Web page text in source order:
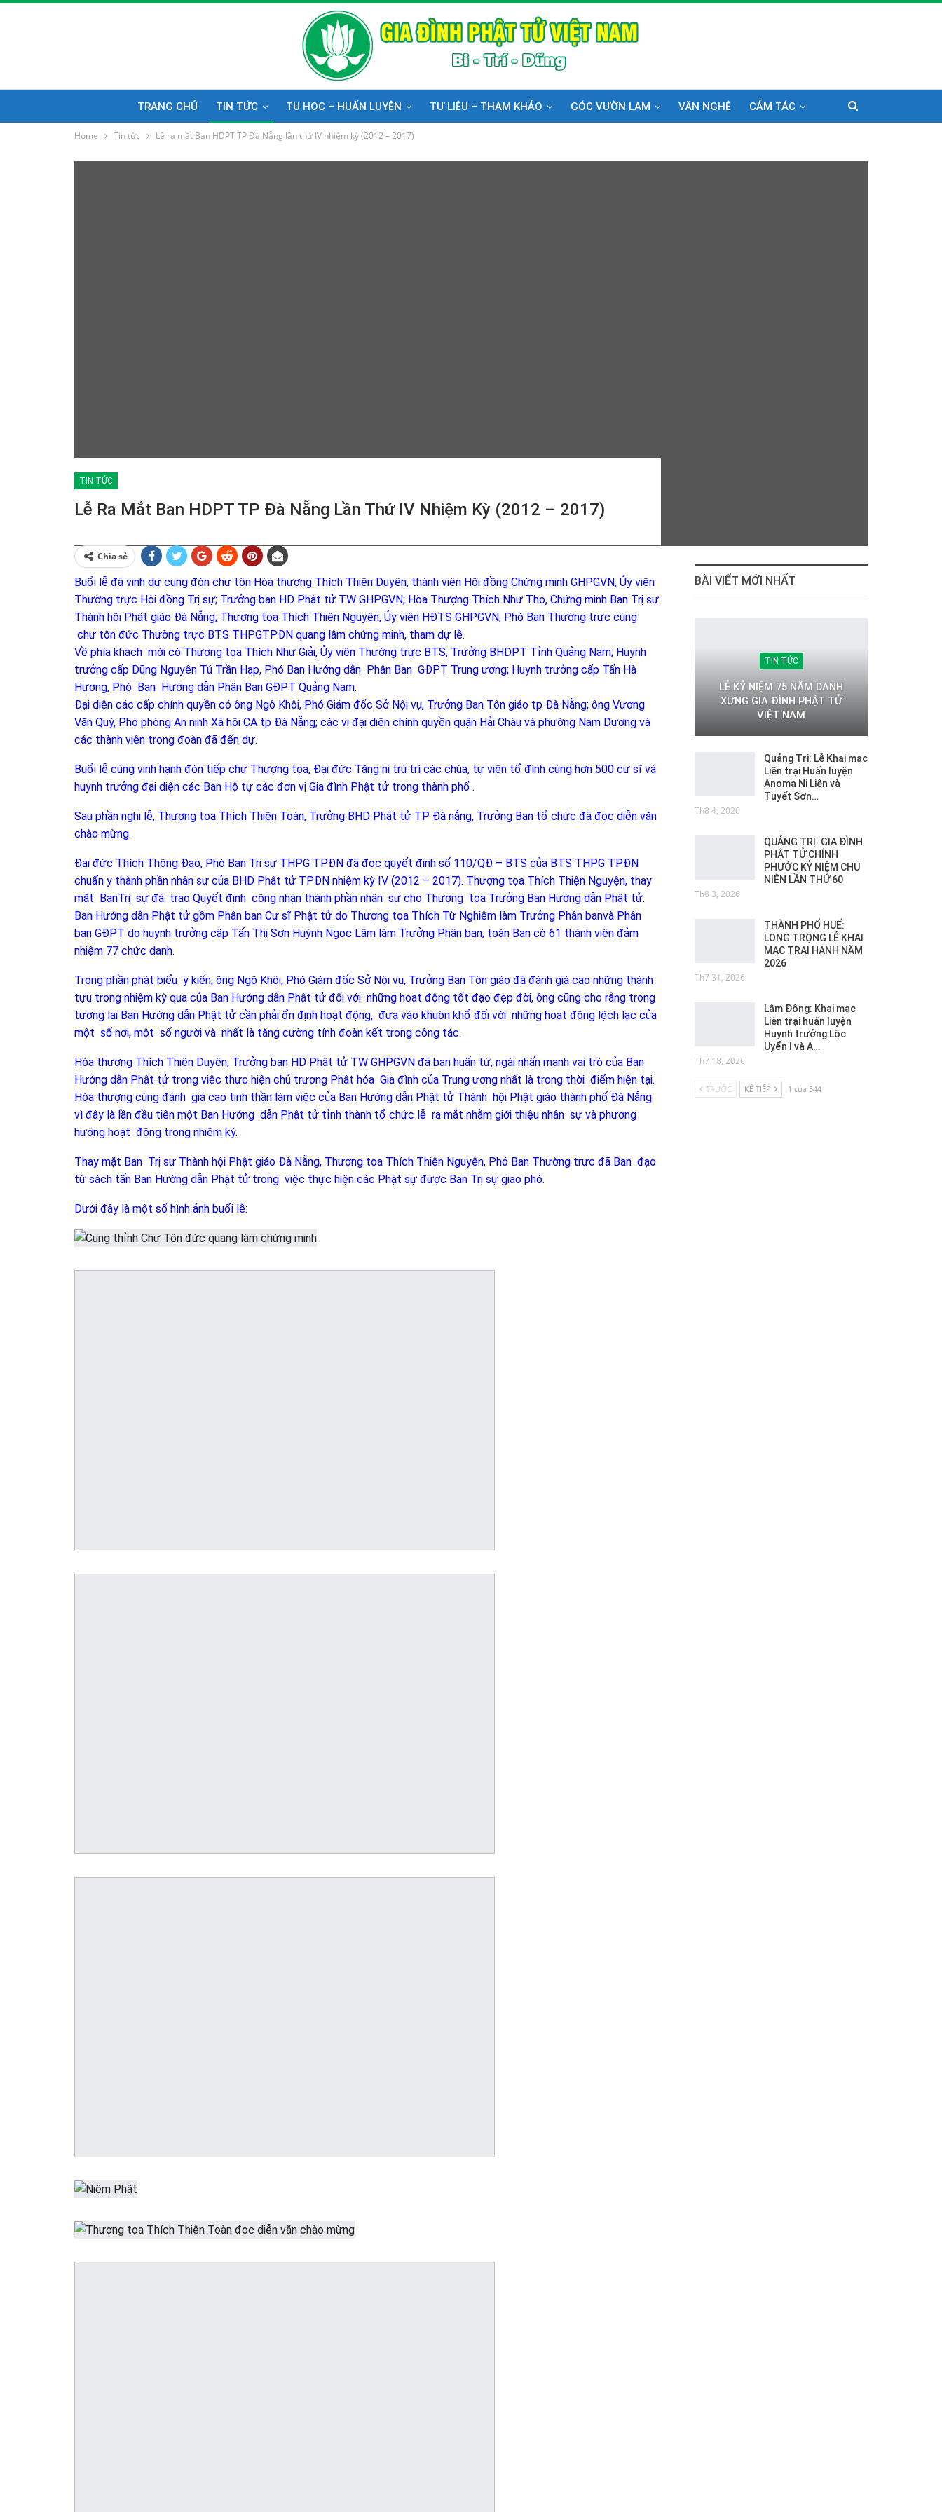
TRANG CHỦ TIN TỨC TU HỌC – HUẤN LUYỆN TƯ LIỆU – THAM KHẢO GÓC VƯỜN LAM VĂN NGHỆ CẢM TÁC
Home Tin tức Lễ ra mắt Ban HDPT TP Đà Nẵng lần thứ IV nhiệm kỳ (2012 – 2017)
TIN TỨC
Lễ Ra Mắt Ban HDPT TP Đà Nẵng Lần Thứ IV Nhiệm Kỳ (2012 – 2017)
Chia sẻ
Buổi lễ đã vinh dự cung đón chư tôn Hòa thượng Thích Thiện Duyên, thành viên Hội đồng Chứng minh GHPGVN, Ủy viên
Thường trực Hội đồng Trị sự; Trưởng ban HD Phật tử TW GHPGVN; Hòa Thượng Thích Như Thọ, Chứng minh Ban Trị sự
Thành hội Phật giáo Đà Nẵng; Thượng tọa Thích Thiện Nguyện, Ủy viên HĐTS GHPGVN, Phó Ban Thường trực cùng
chư tôn đức Thường trực BTS THPGTPĐN quang lâm chứng minh, tham dự lễ.
Về phía khách mời có Thượng tọa Thích Như Giải, Ủy viên Thường trực BTS, Trưởng BHDPT Tỉnh Quảng Nam; Huynh
trưởng cấp Dũng Nguyên Tú Trần Hạp, Phó Ban Hướng dẫn Phân Ban GĐPT Trung ương; Huynh trưởng cấp Tấn Hà
Hương, Phó Ban Hướng dẫn Phân Ban GĐPT Quảng Nam.
Đại diện các cấp chính quyền có ông Ngô Khôi, Phó Giám đốc Sở Nội vụ, Trưởng Ban Tôn giáo tp Đà Nẵng; ông Vương
Văn Quý, Phó phòng An ninh Xã hội CA tp Đà Nẵng; các vị đại diện chính quyền quận Hải Châu và phường Nam Dương và
các thành viên trong đoàn đã đến dự.
Buổi lễ cũng vinh hạnh đón tiếp chư Thượng tọa, Đại đức Tăng ni trú trì các chùa, tự viện tổ đình cùng hơn 500 cư sĩ và
huynh trưởng đại diện các Ban Hộ tự các đơn vị Gia đình Phật tử trong thành phố .
Sau phần nghi lễ, Thượng tọa Thích Thiện Toàn, Trưởng BHD Phật tử TP Đà nẵng, Trưởng Ban tổ chức đã đọc diễn văn
chào mừng.
Đại đức Thích Thông Đạo, Phó Ban Trị sự THPG TPĐN đã đọc quyết định số 110/QĐ – BTS của BTS THPG TPĐN
chuẩn y thành phần nhân sự của BHD Phật tử TPĐN nhiệm kỳ IV (2012 – 2017). Thượng tọa Thích Thiện Nguyện, thay
mặt BanTrị sự đã trao Quyết định công nhận thành phần nhân sự cho Thượng tọa Trưởng Ban Hướng dẫn Phật tử.
Ban Hướng dẫn Phật tử gồm Phân ban Cư sĩ Phật tử do Thượng tọa Thích Từ Nghiêm làm Trưởng Phân banvà Phân
ban GĐPT do huynh trưởng câp Tấn Thị Sơn Huỳnh Ngọc Lâm làm Trưởng Phân ban; toàn Ban có 61 thành viên đảm
nhiệm 77 chức danh.
Trong phần phát biểu ý kiến, ông Ngô Khôi, Phó Giám đốc Sở Nội vụ, Trưởng Ban Tôn giáo đã đánh giá cao những thành
tựu trong nhiệm kỳ qua của Ban Hướng dẫn Phật tử đối với những hoạt động tốt đạo đẹp đời, ông cũng cho rằng trong
tương lai Ban Hướng dẫn Phật tử cần phải ổn định hoạt động, đưa vào khuôn khổ đối với những hoạt động lệch lạc của
một số nơi, một số người và nhất là tăng cường tính đoàn kết trong công tác.
Hòa thượng Thích Thiện Duyên, Trưởng ban HD Phật tử TW GHPGVN đã ban huấn từ, ngài nhấn mạnh vai trò của Ban
Hướng dẫn Phật tử trong việc thực hiện chủ trương Phật hóa Gia đình của Trung ương nhất là trong thời điểm hiện tại.
Hòa thượng cũng đánh giá cao tinh thần làm việc của Ban Hướng dẫn Phật tử Thành hội Phật giáo thành phố Đà Nẵng
vì đây là lần đầu tiên một Ban Hướng dẫn Phật tử tỉnh thành tổ chức lễ ra mắt nhằm giới thiệu nhân sự và phương
hướng hoạt động trong nhiệm kỳ.
Thay mặt Ban Trị sự Thành hội Phật giáo Đà Nẵng, Thượng tọa Thích Thiện Nguyện, Phó Ban Thường trực đã Ban đạo
từ sách tấn Ban Hướng dẫn Phật tử trong việc thực hiện các Phật sự được Ban Trị sự giao phó.
Dưới đây là một số hình ảnh buổi lễ:
BÀI VIỂT MỚI NHẤT
TIN TỨC
LỄ KỶ NIỆM 75 NĂM DANH
XƯNG GIA ĐÌNH PHẬT TỬ
VIỆT NAM
Quảng Trị: Lễ Khai mạc
Liên trại Huấn luyện
Anoma Ni Liên và
Tuyết Sơn…
Th8 4, 2026
QUẢNG TRỊ: GIA ĐÌNH
PHẬT TỬ CHÍNH
PHƯỚC KỶ NIỆM CHU
NIÊN LẦN THỨ 60
Th8 3, 2026
THÀNH PHỐ HUẾ:
LONG TRỌNG LỄ KHAI
MẠC TRẠI HẠNH NĂM
2026
Th7 31, 2026
Lâm Đồng: Khai mạc
Liên trại huấn luyện
Huynh trưởng Lộc
Uyển I và A…
Th7 18, 2026
TRƯỚC KẾ TIẾP 1 của 544